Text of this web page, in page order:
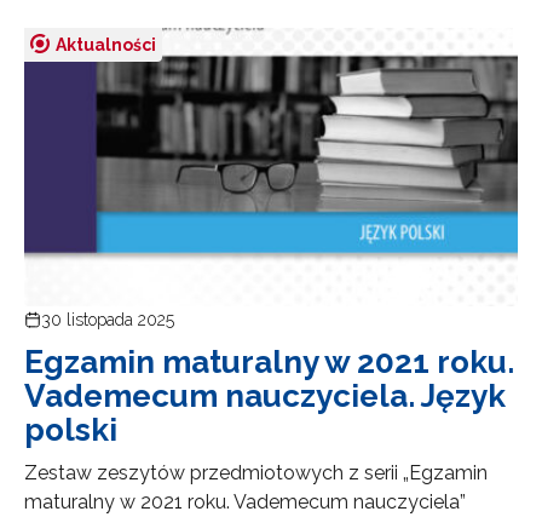
Aktualności
30 listopada 2025
Egzamin maturalny w 2021 roku.
Vademecum nauczyciela. Język
polski
Zestaw zeszytów przedmiotowych z serii „Egzamin
maturalny w 2021 roku. Vademecum nauczyciela”
osobowych przez ORE w celach marketingowych.
Zapisuję się